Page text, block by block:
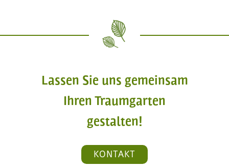
Lassen Sie uns gemeinsam
Ihren Traumgarten
gestalten!
KONTAKT